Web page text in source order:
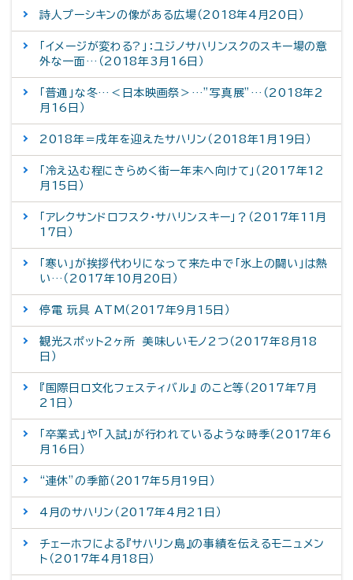
詩人プーシキンの像がある広場（2018年4月20日）
「イメージが変わる?」：ユジノサハリンスクのスキー場の意
外な一面…（2018年3月16日）
「普通」な冬…＜日本映画祭＞…”写真展”…（2018年2
月16日）
2018年＝戌年を迎えたサハリン（2018年1月19日）
「冷え込む程にきらめく街ー年末へ向けて」（2017年12
月15日）
「アレクサンドロフスク・サハリンスキー」？（2017年11月
17日）
「寒い」が挨拶代わりになって来た中で「氷上の闘い」は熱
い…（2017年10月20日）
停電 玩具 ATM（2017年9月15日）
観光スポット2ヶ所 美味しいモノ2つ（2017年8月18
日）
『国際日ロ文化フェスティバル』 のこと等（2017年7月
21日）
「卒業式」や「入試」が行われているような時季（2017年6
月16日）
“連休”の季節（2017年5月19日）
4月のサハリン（2017年4月21日）
チェーホフによる『サハリン島』の事績を伝えるモニュメン
ト（2017年4月18日）